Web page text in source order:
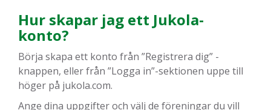
Hur skapar jag ett Jukola-
konto?
Börja skapa ett konto från ”Registrera dig” -
knappen, eller från ”Logga in”-sektionen uppe till
höger på jukola.com.
Ange dina uppgifter och välj de föreningar du vill